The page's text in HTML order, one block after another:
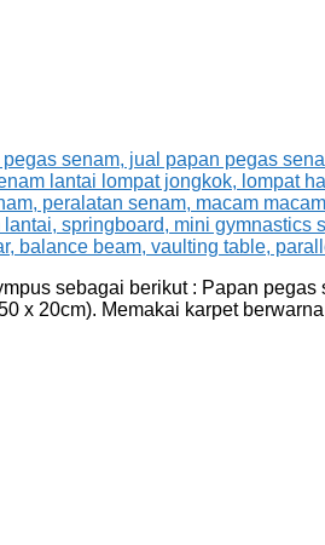
sebagai berikut : Papan
x 20cm). Memakai karpet